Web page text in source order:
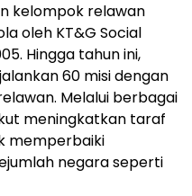
kelompok relawan
oleh KT&G Social
Hingga tahun ini,
60 misi dengan
Melalui berbagai
meningkatkan taraf
memperbaiki
negara seperti